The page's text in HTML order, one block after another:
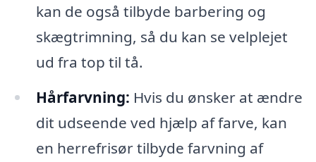
kan de også tilbyde barbering og
skægtrimning, så du kan se velplejet
ud fra top til tå.
Hårfarvning: Hvis du ønsker at ændre
dit udseende ved hjælp af farve, kan
en herrefrisør tilbyde farvning af